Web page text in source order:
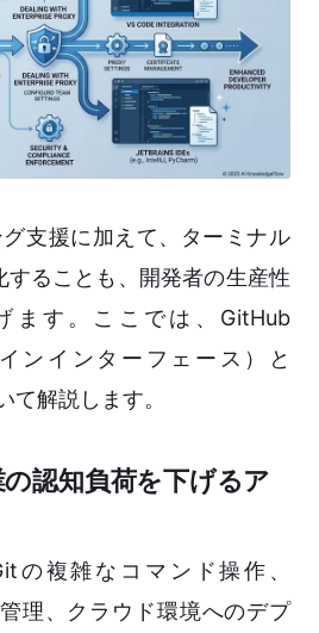
支援に加えて、ターミナル
ることも、開発者の生産性
ます。ここでは、GitHub
ンインターフェース）と
解説します。
認知負荷を下げるア
の複雑なコマンド操作、
理、クラウド環境へのデプ